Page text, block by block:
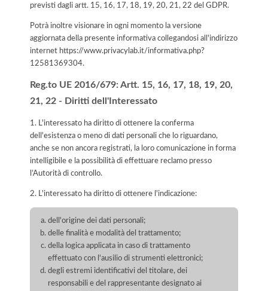
previsti dagli artt. 15, 16, 17, 18, 19, 20, 21, 22 del GDPR.
Potrà inoltre visionare in ogni momento la versione
aggiornata della presente informativa collegandosi all'indirizzo
internet https://www.privacylab.it/informativa.php?
12581369304.
Reg.to UE 2016/679: Artt. 15, 16, 17, 18, 19, 20,
21, 22 - Diritti dell'Interessato
1. L'interessato ha diritto di ottenere la conferma
dell'esistenza o meno di dati personali che lo riguardano,
anche se non ancora registrati, la loro comunicazione in forma
intelligibile e la possibilità di effettuare reclamo presso
l’Autorità di controllo.
2. L'interessato ha diritto di ottenere l'indicazione:
dell'origine dei dati personali;
delle finalità e modalità del trattamento;
della logica applicata in caso di trattamento
effettuato con l'ausilio di strumenti elettronici;
degli estremi identificativi del titolare, dei
responsabili e del rappresentante designato ai